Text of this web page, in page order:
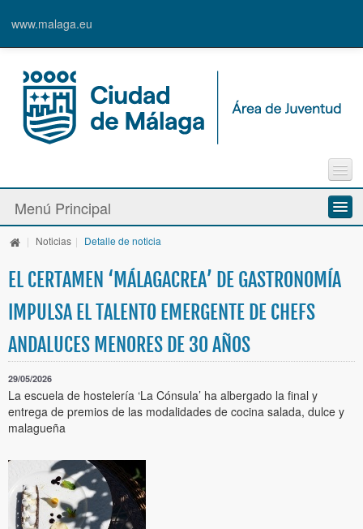
www.malaga.eu
Agenda
Contacto
Inscripción en Actividades y Cursos
Alta de Usuari@
Menú Principal
Información y Recursos
Actividades y Programas
La Caja Blanca
Ayudas y Premios
| Noticias | Detalle de noticia
EL CERTAMEN ‘MÁLAGACREA’ DE GASTRONOMÍA
IMPULSA EL TALENTO EMERGENTE DE CHEFS
ANDALUCES MENORES DE 30 AÑOS
29/05/2026
La escuela de hostelería ‘La Cónsula’ ha albergado la final y
entrega de premios de las modalidades de cocina salada, dulce y
malagueña